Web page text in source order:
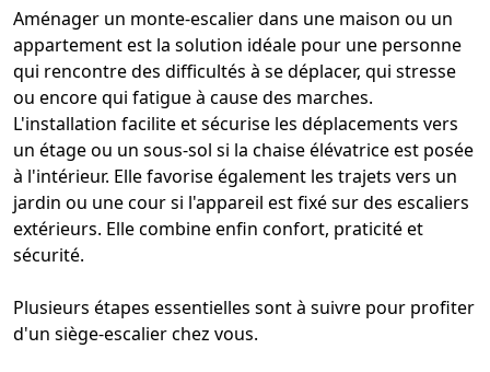
Aménager un monte-escalierdans une maison ou un
appartement est la solution idéale pour une personne
qui rencontre des difficultés à se déplacer, qui stresse
ou encore qui fatigue à cause des marches.
L'installation facilite et sécurise les déplacements vers
un étage ou un sous-sol si la chaise élévatrice est posée
à l'intérieur. Elle favorise également les trajets vers un
jardin ou une cour si l'appareil est fixé sur des escaliers
extérieurs. Elle combine enfin confort, praticité et
sécurité.
Plusieurs étapes essentielles sont à suivre pour profiter
d'un siège-escalierchez vous.